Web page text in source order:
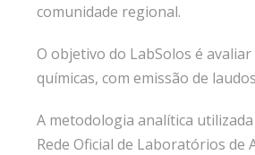
comunidade regional.
O objetivo do LabSolos é
químicas, com emissão de
A metodologia analítica
Rede Oficial de Laboratórios de